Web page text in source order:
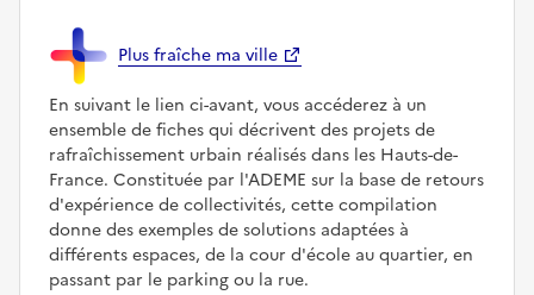
Plus fraîche ma ville
En suivant le lien ci-avant, vous accéderez à un
ensemble de fiches qui décrivent des projets de
rafraîchissement urbain réalisés dans les Hauts-de-
France. Constituée par l'ADEME sur la base de retours
d'expérience de collectivités, cette compilation
donne des exemples de solutions adaptées à
différents espaces, de la cour d'école au quartier, en
passant par le parking ou la rue.